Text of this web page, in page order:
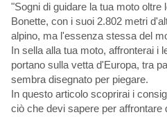
"Sogni di guidare la tua moto oltre
Bonette, con i suoi 2.802 metri
alpino, ma l'essenza stessa del
In sella alla tua moto, affronterai i
portano sulla vetta d'Europa, tra
sembra disegnato per piegare.
In questo articolo scoprirai i
ciò che devi sapere per